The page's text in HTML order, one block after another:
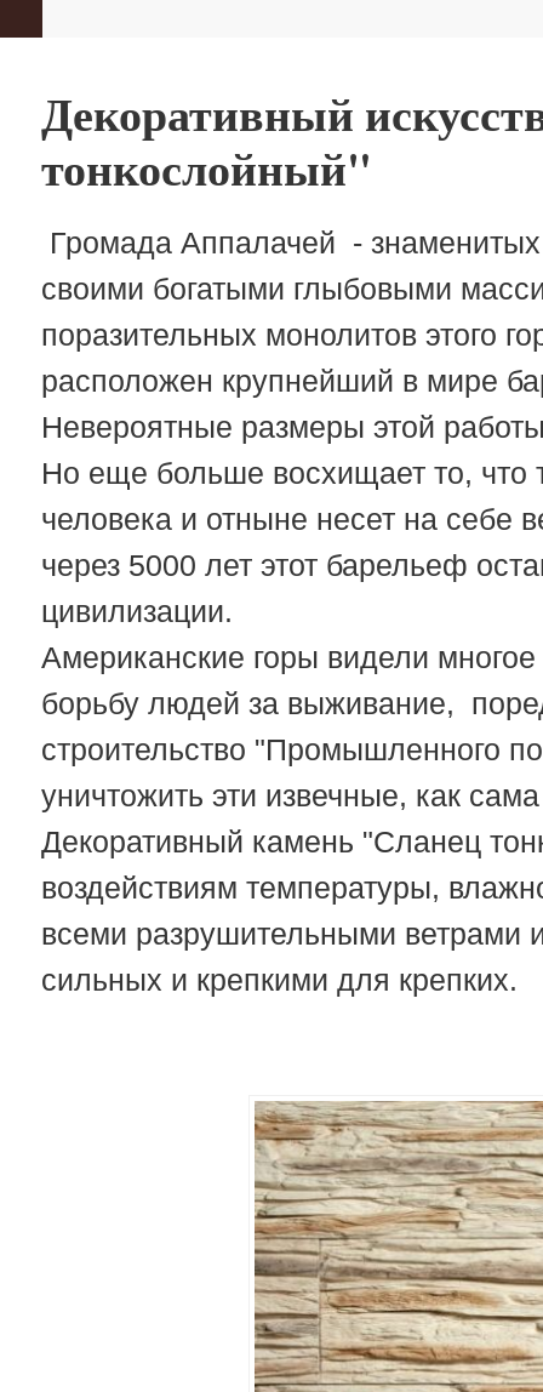
Декоративный
тонкослойный"
Громада Аппалачей -
своими богатыми глыбовыми
поразительных монолитов этого
расположен крупнейший в мире
Невероятные размеры этой
Но еще больше восхищает то, что
человека и отныне несет на себе
через 5000 лет этот барельеф
цивилизации.
Американские горы видели
борьбу людей за выживание,
строительство "Промышленного
уничтожить эти извечные, как
Декоративный камень "Сланец
воздействиям температуры,
всеми разрушительными ветрами
сильных и крепкими для крепких.